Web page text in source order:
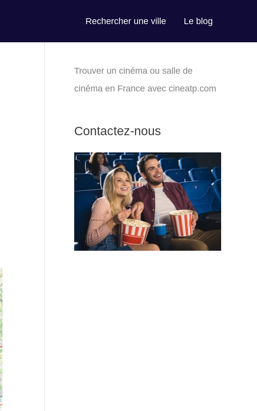
Rechercher une ville Le blog
Trouver un cinéma ou salle de
cinéma en France avec cineatp.com
Contactez-nous